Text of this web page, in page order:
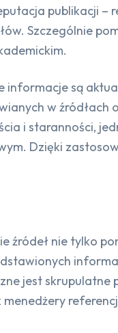
publikacji –
Szczególnie
informacje są
w źródłach
i staranności,
Dzięki
źródeł nie tylko
jest skrupulatne